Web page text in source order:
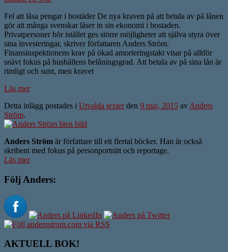
Fel att låsa pengar i bostäder De nya kraven på att betala av på lånen
gör att många svenskar låser in sin ekonomi i bostaden.
Privatpersoner bör istället ges större möjligheter att själva styra över
sina investeringar, skriver författaren Anders Ström.
Finansinspektionens krav på ökad amorteringstakt visar på alltför
snävt fokus på hushållens belåningsgrad. Att betala av på sina lån är
rimligt och sunt, men kravet
Läs mer
Detta inlägg postades i Utvalda texterden 9 maj, 2015 av Anders
Ström.
Anders Ström är författare till ett flertal böcker. Han är också
skribent med fokus på personporträtt och reportage.
Läs mer
Följ Anders:
AKTUELL BOK!